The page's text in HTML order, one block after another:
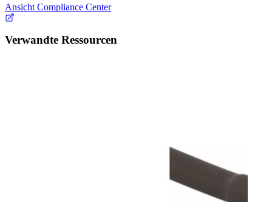
Ansicht Compliance Center
Verwandte Ressourcen